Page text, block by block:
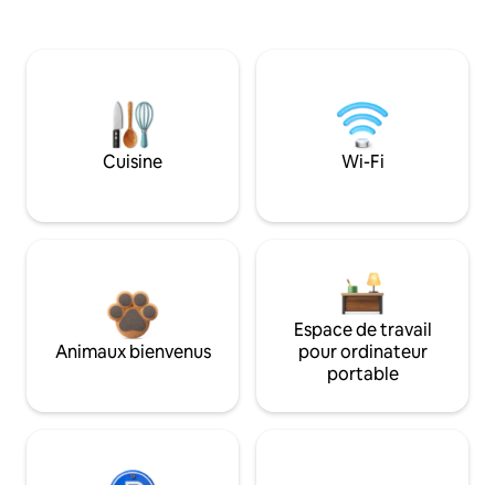
Cuisine Wi-Fi
Animaux bienvenus
Espace de travail
pour ordinateur
portable